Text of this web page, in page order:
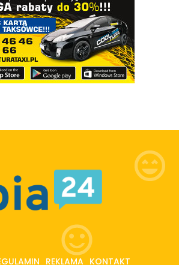
REKLAMA KONTAKT